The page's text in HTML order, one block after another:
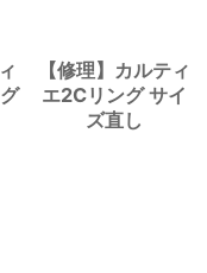
【修理】カルティ
エ2Cリング サイ
ズ直し